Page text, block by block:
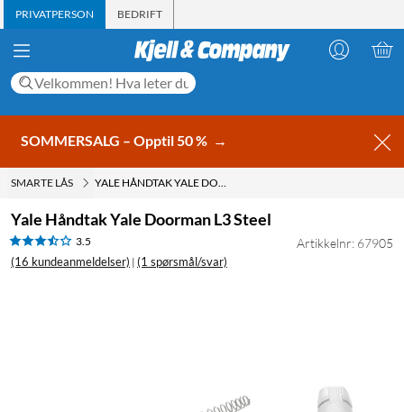
PRIVATPERSON BEDRIFT
SOMMERSALG – Opptil 50 % →
SMARTE LÅS YALE HÅNDTAK YALE DOORMAN L3 STEEL
Yale Håndtak Yale Doorman L3 Steel
3.5
(16 kundeanmeldelser) | (1 spørsmål/svar)
Artikkelnr: 67905